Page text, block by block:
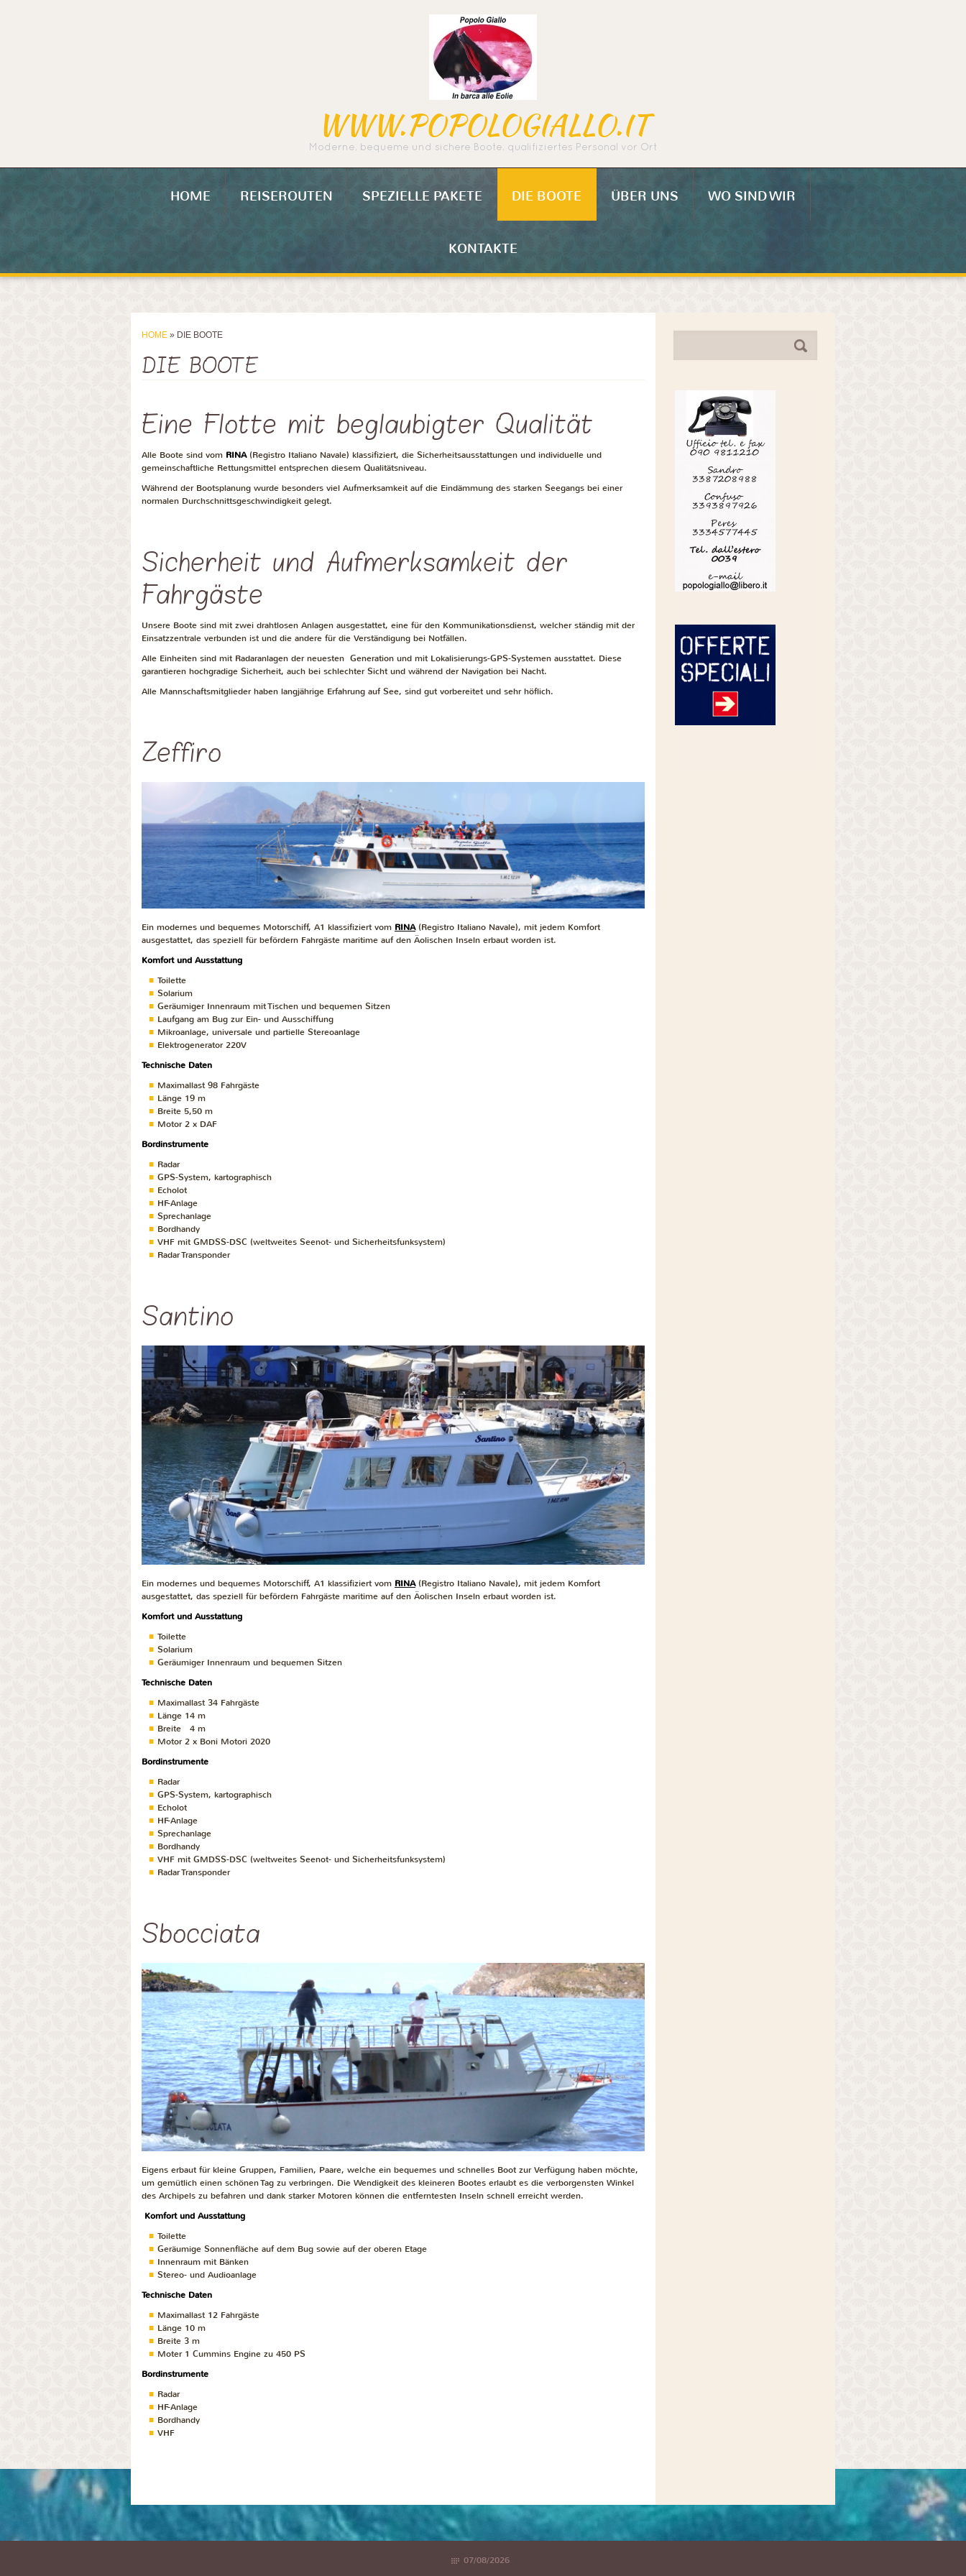
WWW.POPOLOGIALLO.IT
Moderne, bequeme und sichere Boote, qualifiziertes Personal vor Ort
HOME REISEROUTEN SPEZIELLE PAKETE DIE BOOTE ÜBER UNS WO SIND WIR
KONTAKTE
HOME » DIE BOOTE
DIE BOOTE
Eine Flotte mit beglaubigter Qualität
Alle Boote sind vom RINA(Registro Italiano Navale) klassifiziert, die Sicherheitsausstattungen und individuelle und
gemeinschaftliche Rettungsmittel entsprechen diesem Qualitätsniveau.
Während der Bootsplanung wurde besonders viel Aufmerksamkeit auf die Eindämmung des starken Seegangs bei einer
normalen Durchschnittsgeschwindigkeit gelegt.
Sicherheit und Aufmerksamkeit der
Fahrgäste
Unsere Boote sind mit zwei drahtlosen Anlagen ausgestattet, eine für den Kommunikationsdienst, welcher ständig mit der
Einsatzzentrale verbunden ist und die andere für die Verständigung bei Notfällen.
Alle Einheiten sind mit Radaranlagen der neuesten Generation und mit Lokalisierungs-GPS-Systemen ausstattet. Diese
garantieren hochgradige Sicherheit, auch bei schlechter Sicht und während der Navigation bei Nacht.
Alle Mannschaftsmitglieder haben langjährige Erfahrung auf See, sind gut vorbereitet und sehr höflich.
Zeffiro
Ein modernes und bequemes Motorschiff, A1 klassifiziert vom RINA (Registro Italiano Navale), mit jedem Komfort
ausgestattet, das speziell fürbefördern Fahrgäste maritime auf den Äolischen Inseln erbaut worden ist.
Komfort und Ausstattung
Toilette
Solarium
Geräumiger Innenraum mit Tischen und bequemen Sitzen
Laufgang am Bug zur Ein- und Ausschiffung
Mikroanlage, universale und partielle Stereoanlage
Elektrogenerator 220V
Technische Daten
Maximallast 98 Fahrgäste
Länge 19 m
Breite 5,50 m
Motor 2 x DAF
Bordinstrumente
Radar
GPS-System, kartographisch
Echolot
HF-Anlage
Sprechanlage
Bordhandy
VHF mit GMDSS-DSC (weltweites Seenot- und Sicherheitsfunksystem)
Radar Transponder
Santino
Ein modernes und bequemes Motorschiff, A1 klassifiziert vom RINA (Registro Italiano Navale), mit jedem Komfort
ausgestattet, das speziell fürbefördern Fahrgäste maritime auf den Äolischen Inseln erbaut worden ist.
Komfort und Ausstattung
Toilette
Solarium
Geräumiger Innenraum und bequemen Sitzen
Technische Daten
Maximallast 34 Fahrgäste
Länge 14 m
Breite 4 m
Motor 2 x Boni Motori 2020
Bordinstrumente
Radar
GPS-System, kartographisch
Echolot
HF-Anlage
Sprechanlage
Bordhandy
VHF mit GMDSS-DSC (weltweites Seenot- und Sicherheitsfunksystem)
Radar Transponder
Sbocciata
Eigens erbaut für kleine Gruppen, Familien, Paare, welche ein bequemes und schnelles Boot zur Verfügung haben möchte,
um gemütlich einen schönen Tag zu verbringen. Die Wendigkeit des kleineren Bootes erlaubt es die verborgensten Winkel
des Archipels zu befahren und dank starker Motoren können die entferntesten Inseln schnell erreicht werden.
Komfort und Ausstattung
Toilette
Geräumige Sonnenfläche auf dem Bug sowie auf der oberen Etage
Innenraum mit Bänken
Stereo- und Audioanlage
Technische Daten
Maximallast 12 Fahrgäste
Länge 10 m
Breite 3 m
Moter 1 Cummins Engine zu 450 PS
Bordinstrumente
Radar
HF-Anlage
Bordhandy
VHF
07/08/2026